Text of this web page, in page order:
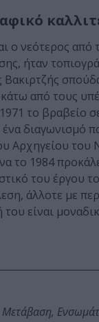
ο νεότερος
ήταν
από τους
το βραβείο
διαγωνισμό
Αρχηγείου του
το 1984
του έργου
άλλοτε με
του είναι
Μετάβαση,